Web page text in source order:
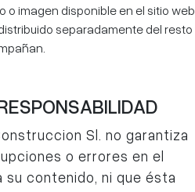
o imagen disponible en el sitio web
separadamente del resto
Sl. no garantiza
o errores en el
contenido, ni que ésta